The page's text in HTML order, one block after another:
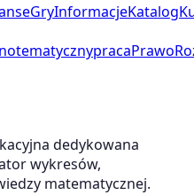
GryInformacjeKatalog
pracaPrawo
dedykowana
wykresów,
matematycznej.